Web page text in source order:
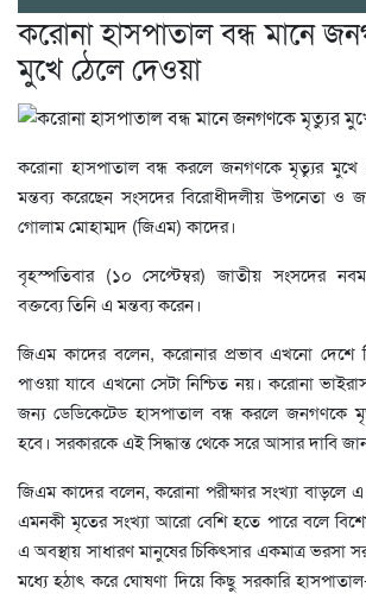
করোনা হাসপাতাল বন্ধ মানে
মুখে ঠেলে দেওয়া
করোনা হাসপাতাল বন্ধ করলে জনগণকে মৃত্যুর মুখে
মন্তব্য করেছেন সংসদের বিরোধীদলীয় উপনেতা ও
গোলাম মোহাম্মদ (জিএম) কাদের।
বৃহস্পতিবার (১০ সেপ্টেম্বর) জাতীয় সংসদের
বক্তব্যে তিনি এ মন্তব্য করেন।
জিএম কাদের বলেন, করোনার প্রভাব এখনো দেশে
পাওয়া যাবে এখনো সেটা নিশ্চিত নয়। করোনা
জন্য ডেডিকেটেড হাসপাতাল বন্ধ করলে জনগণকে
হবে। সরকারকে এই সিদ্ধান্ত থেকে সরে আসার দাবি
জিএম কাদের বলেন, করোনা পরীক্ষার সংখ্যা বাড়লে এ
এমনকী মৃতের সংখ্যা আরো বেশি হতে পারে বলে
এ অবস্থায় সাধারণ মানুষের চিকিৎসার একমাত্র ভরসা
মধ্যে হঠাৎ করে ঘোষণা দিয়ে কিছু সরকারি